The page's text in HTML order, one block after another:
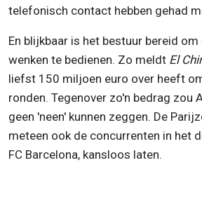
telefonisch contact hebben gehad
En blijkbaar is het bestuur bereid
wenken te bedienen. Zo meldt El
liefst 150 miljoen euro over heeft
ronden. Tegenover zo'n bedrag zou
geen 'neen' kunnen zeggen. De
meteen ook de concurrenten in het
FC Barcelona, kansloos laten.